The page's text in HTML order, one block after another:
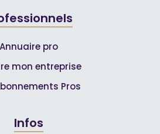
Annuaire pro
mon entreprise
Pros
Infos